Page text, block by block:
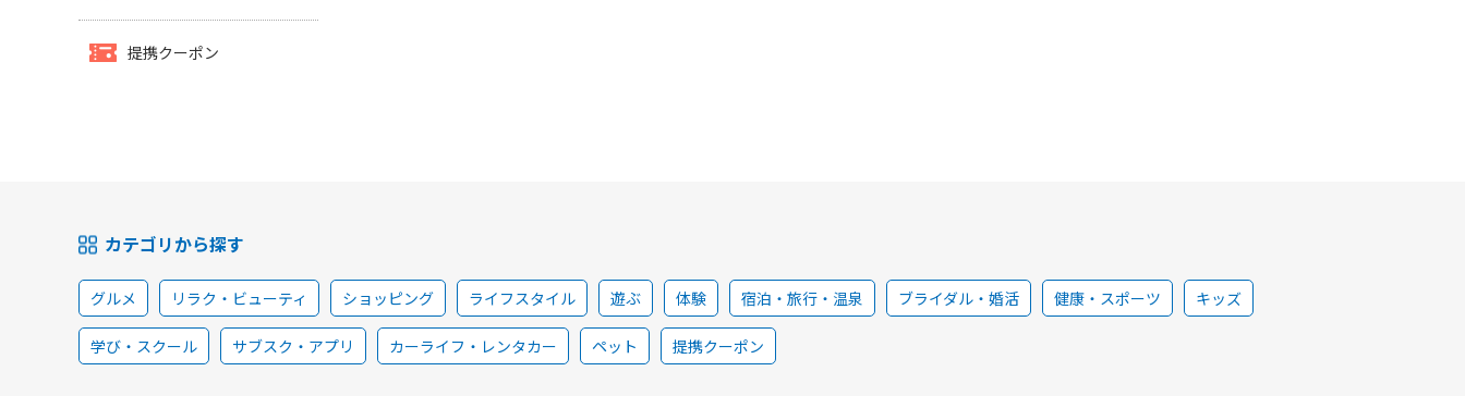
提携クーポン
カテゴリから探す
グルメ リラク・ビューティ ショッピング ライフスタイル 遊ぶ 体験 宿泊・旅行・温泉 ブライダル・婚活 健康・スポーツ キッズ
学び・スクール サブスク・アプリ カーライフ・レンタカー ペット 提携クーポン